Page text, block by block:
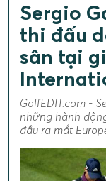
Sergio
thi đấu
sân tại
GolfEDIT.com -
những hành
đầu ra mắt